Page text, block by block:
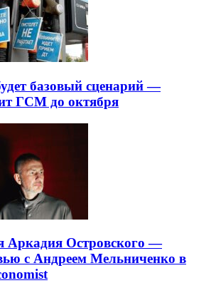
базовый сценарий —
ГСМ до октября
Аркадия Островского —
с Андреем Мельниченко в